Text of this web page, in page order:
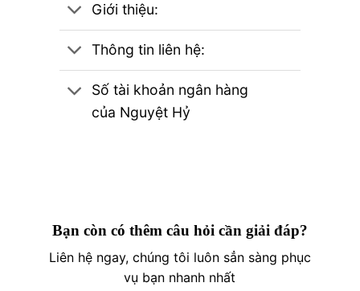
Giới thiệu:
Thông tin liên hệ:
Số tài khoản ngân hàng
của Nguyệt Hỷ
Bạn còn có thêm câu hỏi cần giải đáp?
Liên hệ ngay, chúng tôi luôn sẳn sàng phục
vụ bạn nhanh nhất